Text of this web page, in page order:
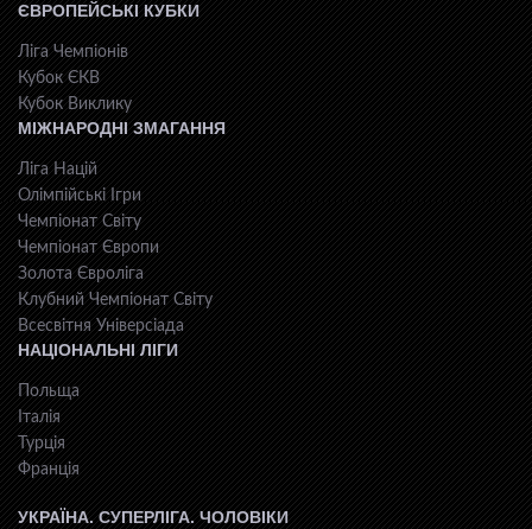
ЄВРОПЕЙСЬКІ КУБКИ
Ліга Чемпіонів
Кубок ЄКВ
Кубок Виклику
МІЖНАРОДНІ ЗМАГАННЯ
Ліга Націй
Олімпійські Ігри
Чемпіонат Світу
Чемпіонат Європи
Золота Євроліга
Клубний Чемпіонат Світу
Всесвiтня Унiверсiaда
НАЦІОНАЛЬНІ ЛІГИ
Польща
Італія
Турція
Франція
УКРАЇНА. СУПЕРЛІГА. ЧОЛОВІКИ